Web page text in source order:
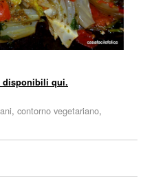
disponibili qui.
, contorno vegetariano,